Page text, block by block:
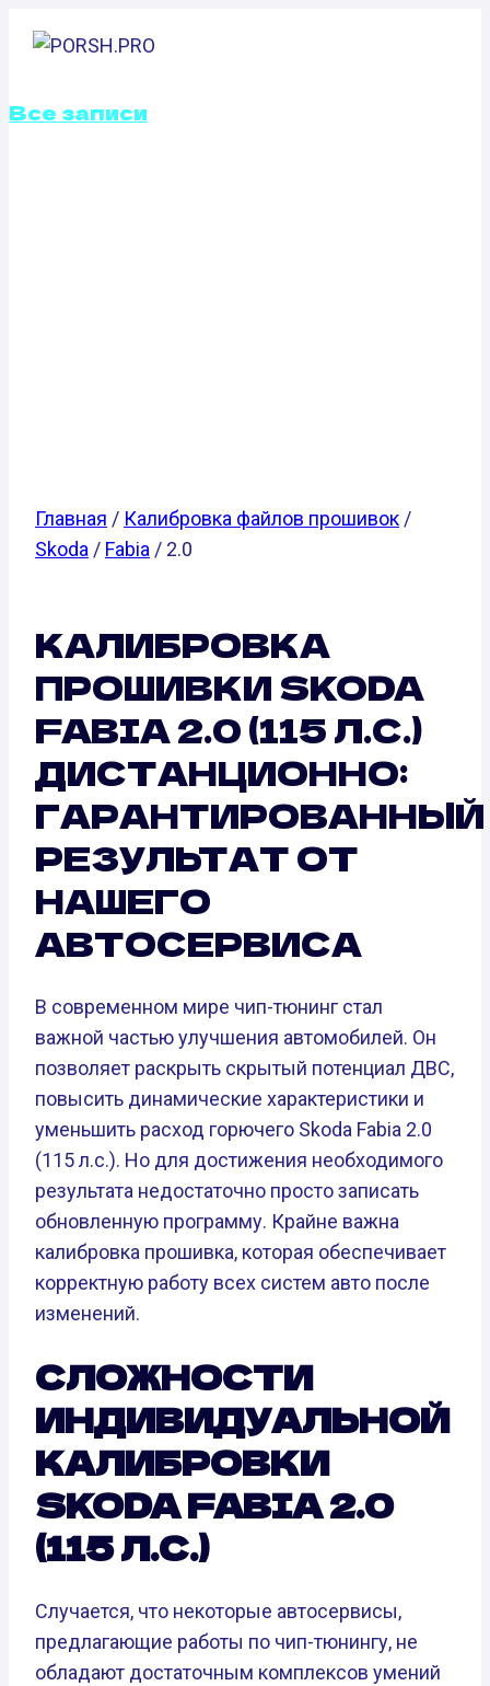
Все записи
Главная / Калибровка файлов прошивок /
Skoda / Fabia / 2.0
КАЛИБРОВКА
ПРОШИВКИ SKODA
FABIA 2.0 (115 Л.С.)
ДИСТАНЦИОННО:
ГАРАНТИРОВАННЫЙ
РЕЗУЛЬТАТ ОТ
НАШЕГО
АВТОСЕРВИСА
В современном мире чип-тюнинг стал
важной частью улучшения автомобилей. Он
позволяет раскрыть скрытый потенциал ДВС,
повысить динамические характеристики и
уменьшить расход горючего Skoda Fabia 2.0
(115 л.с.). Но для достижения необходимого
результата недостаточно просто записать
обновленную программу. Крайне важна
калибровка прошивка, которая обеспечивает
корректную работу всех систем авто после
изменений.
СЛОЖНОСТИ
ИНДИВИДУАЛЬНОЙ
КАЛИБРОВКИ
SKODA FABIA 2.0
(115 Л.С.)
Случается, что некоторые автосервисы,
предлагающие работы по чип-тюнингу, не
обладают достаточным комплексов умений